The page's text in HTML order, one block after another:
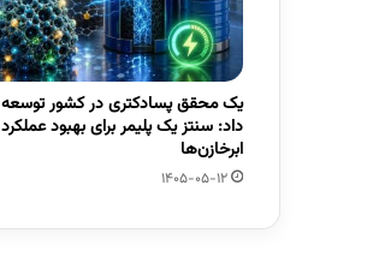
یک محقق پسادکتری در کشور توسعه
داد: سنتز یک پلیمر برای بهبود عملکرد
ابرخازن‌ها
1405-05-12